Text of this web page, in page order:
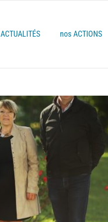
ACTUALITÉS nos ACTIONS